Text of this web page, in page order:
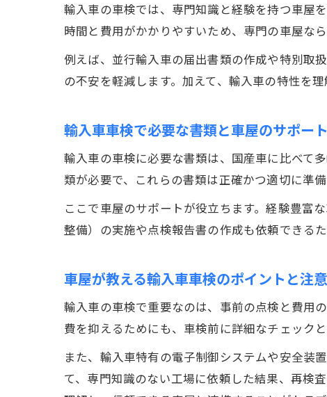
輸入車の車検では、専門知識と経験を持つ車屋
時間と費用がかかりやすいため、専門の車屋な
例えば、並行輸入車の届出書類の作成や特別取
の不安を軽減します。加えて、輸入車の特性を
輸入車車検で必要な書類と車屋のサポー
輸入車の車検に必要な書類は、国産車に比べて
類が必要で、これらの書類は正確かつ適切に準
ここで車屋のサポートが役立ちます。経験豊富
整備）の実施や点検報告書の作成も依頼できる
車屋が教える輸入車車検のポイントと注
輸入車の車検で重要なのは、事前の点検と費用
費を抑えるためにも、車検前に詳細なチェック
また、輸入車特有の電子制御システムや安全装
て、専門知識のない工場に依頼した結果、再検